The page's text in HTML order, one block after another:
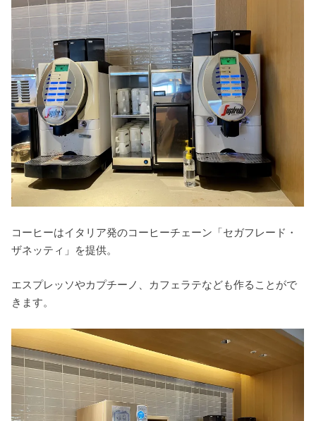
コーヒーはイタリア発のコーヒーチェーン「セガフレード・
ザネッティ」を提供。
エスプレッソやカプチーノ、カフェラテなども作ることがで
きます。